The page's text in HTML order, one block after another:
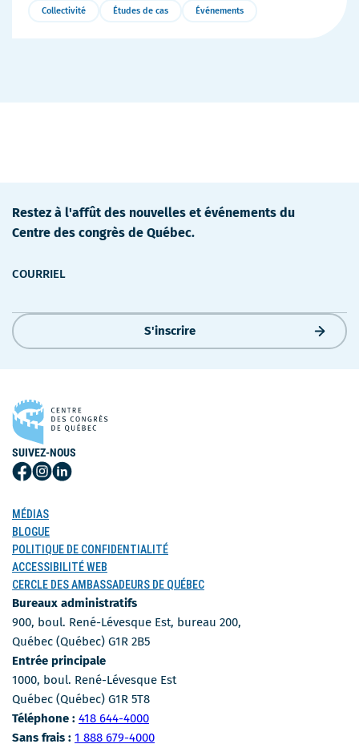
Collectivité Études de cas Événements
Plus
Restez à l'affût des nouvelles et événements du
Centre des congrès de Québec.
COURRIEL
S'inscrire
SUIVEZ-NOUS
Suivez-
sur
Facebook
Suivez-
Instagram
Suivez-
MÉDIAS
BLOGUE
POLITIQUE DE CONFIDENTIALITÉ
ACCESSIBILITÉ WEB
CERCLE DES AMBASSADEURS DE QUÉBEC
Bureaux administratifs
900, boul. René-Lévesque Est, bureau 200,
Québec (Québec) G1R 2B5
Entrée principale
1000, boul. René-Lévesque Est
Québec (Québec) G1R 5T8
Téléphone : Numéro de téléphone
418 644-4000
Sans frais : Numéro sans-frais
1 888 679-4000